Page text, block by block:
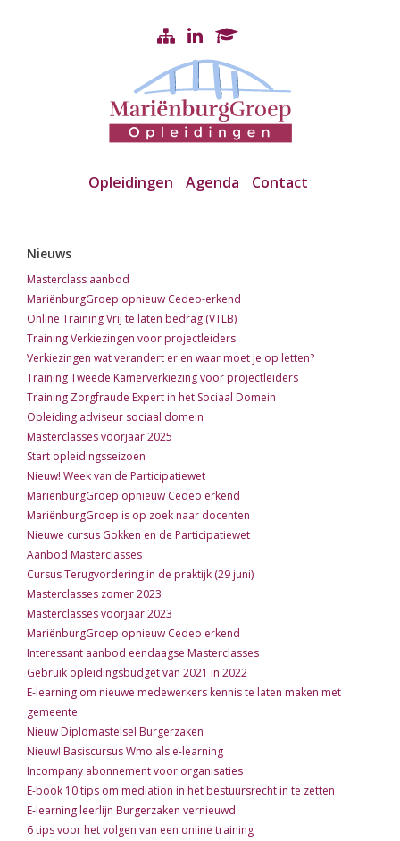
Opleidingen Agenda Contact
Nieuws
Masterclass aanbod
MariënburgGroep opnieuw Cedeo-erkend
Online Training Vrij te laten bedrag (VTLB)
Training Verkiezingen voor projectleiders
Verkiezingen wat verandert er en waar moet je op letten?
Training Tweede Kamerverkiezing voor projectleiders
Training Zorgfraude Expert in het Sociaal Domein
Opleiding adviseur sociaal domein
Masterclasses voorjaar 2025
Start opleidingsseizoen
Nieuw! Week van de Participatiewet
MariënburgGroep opnieuw Cedeo erkend
MariënburgGroep is op zoek naar docenten
Nieuwe cursus Gokken en de Participatiewet
Aanbod Masterclasses
Cursus Terugvordering in de praktijk (29 juni)
Masterclasses zomer 2023
Masterclasses voorjaar 2023
MariënburgGroep opnieuw Cedeo erkend
Interessant aanbod eendaagse Masterclasses
Gebruik opleidingsbudget van 2021 in 2022
E-learning om nieuwe medewerkers kennis te laten maken met
gemeente
Nieuw Diplomastelsel Burgerzaken
Nieuw! Basiscursus Wmo als e-learning
Incompany abonnement voor organisaties
E-book 10 tips om mediation in het bestuursrecht in te zetten
E-learning leerlijn Burgerzaken vernieuwd
6 tips voor het volgen van een online training